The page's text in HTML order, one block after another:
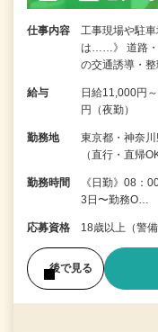
仕事内容
工事現場や駐
は……》 道路・
の交通誘導・
給与
日給11,000円
円（夜勤）
勤務地
東京都・神奈
（直行・直帰OK
勤務時間
《日勤》08
3日〜勤務O…
応募資格 18歳以上（警
後で見る